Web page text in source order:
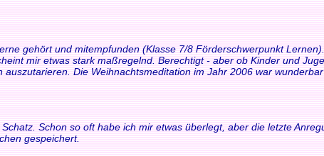
gehört und mitempfunden (Klasse 7/8 Förderschwerpunkt Lernen).
mir etwas stark maßregelnd. Berechtigt - aber ob Kinder und
Die Weihnachtsmeditation im Jahr 2006 war
Schon so oft habe ich mir etwas überlegt, aber die letzte
gespeichert.